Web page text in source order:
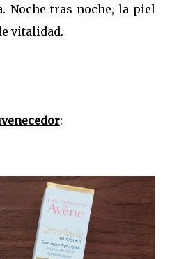
Noche tras noche, la piel
vitalidad.
: